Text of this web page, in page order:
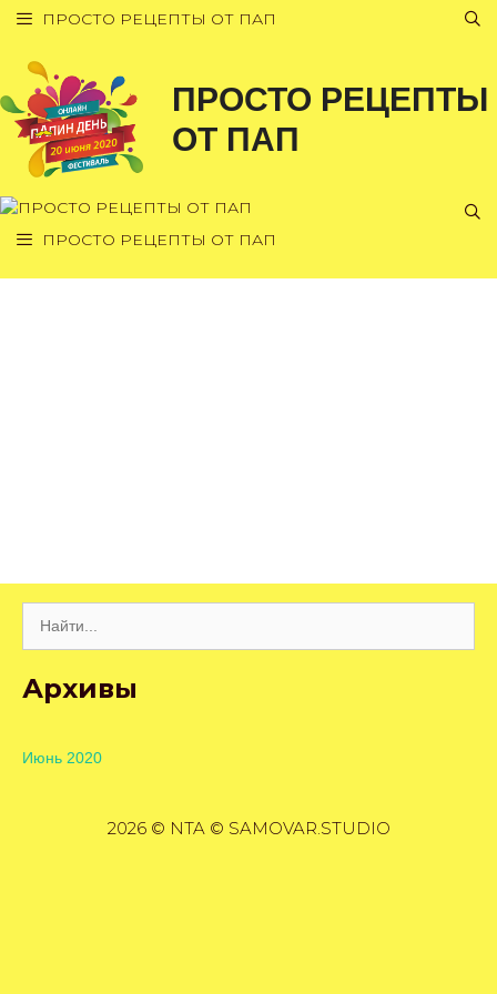
Перейти
содержимому
ПРОСТО РЕЦЕПТЫ ОТ ПАП
ПРОСТО РЕЦЕПТЫ
ОТ ПАП
ПРОСТО РЕЦЕПТЫ ОТ ПАП
Архивы
Июнь 2020
2026 © NTA © SAMOVAR.STUDIO